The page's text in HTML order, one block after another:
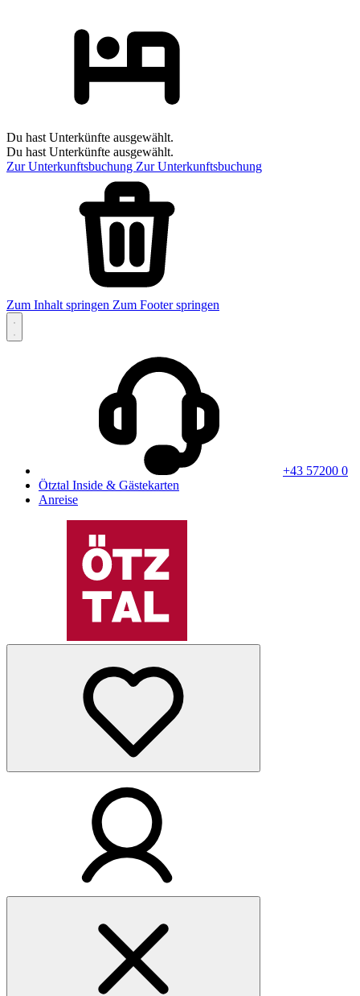
Du hast Unterkünfte ausgewählt.
Du hast Unterkünfte ausgewählt.
Zur Unterkunftsbuchung Zur Unterkunftsbuchung
Zum Inhalt springen Zum Footer springen
+43 57200 0
Ötztal Inside & Gästekarten
Anreise